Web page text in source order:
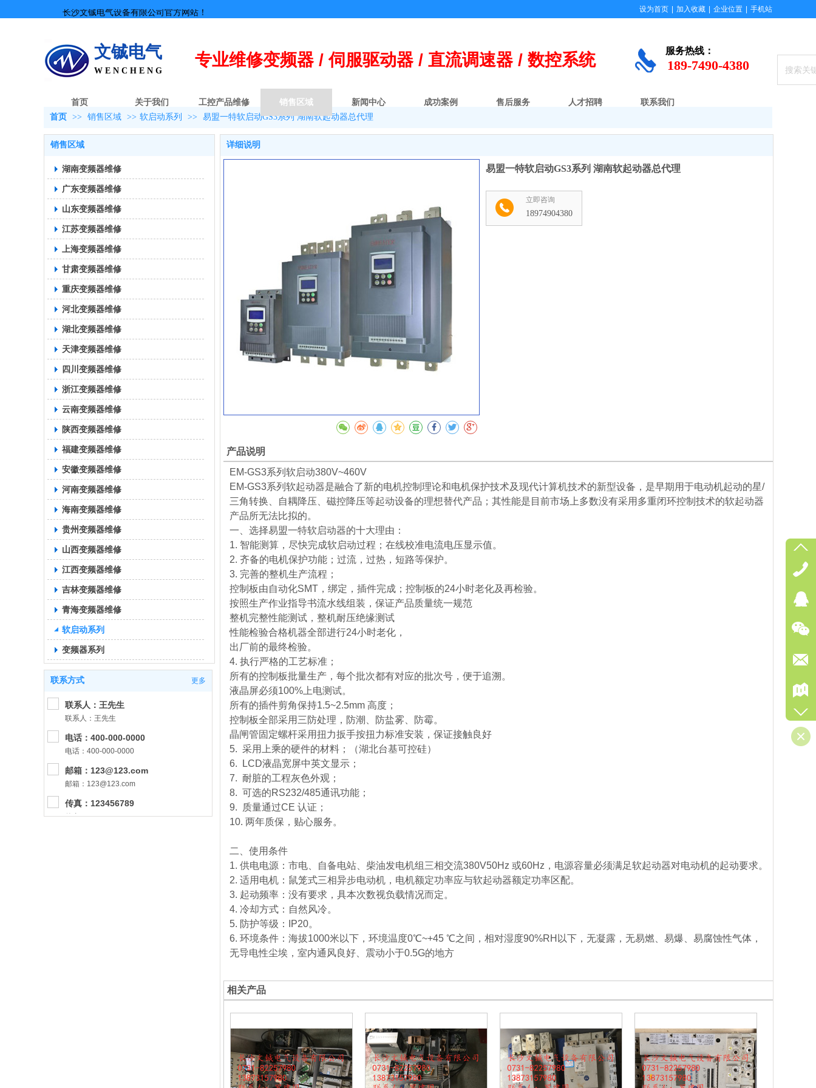
服务热线：
189-7490-4380
专业维修变频器 / 伺服驱动器 / 直流调速器 / 数控系统
长沙文铖电气设备有限公司官方网站！
文铖电气
W E N C H E N G
首页 关于我们 工控产品维修 销售区域 新闻中心 成功案例 售后服务 人才招聘 联系我们
设为首页 加入收藏 企业位置 手机站
首页 >> 销售区域 >> 软启动系列 >> 易盟一特软启动GS3系列 湖南软起动器总代理
销售区域
湖南变频器维修
广东变频器维修
山东变频器维修
江苏变频器维修
上海变频器维修
甘肃变频器维修
重庆变频器维修
河北变频器维修
湖北变频器维修
天津变频器维修
四川变频器维修
浙江变频器维修
云南变频器维修
陕西变频器维修
福建变频器维修
安徽变频器维修
河南变频器维修
海南变频器维修
贵州变频器维修
山西变频器维修
江西变频器维修
吉林变频器维修
青海变频器维修
软启动系列
变频器系列
联系方式 更多
联系人：王先生
联系人：王先生
电话：400-000-0000
电话：400-000-0000
邮箱：123@123.com
邮箱：123@123.com
传真：123456789
传真：123456789
详细说明
易盟一特软启动GS3系列 湖南软起动器总代理
立即咨询
18974904380
产品说明
EM-GS3系列软启动380V~460V
EM-GS3系列软起动器是融合了新的电机控制理论和电机保护技术及现代计算机技术的新型设备，是早期用于电动机起动的星/
三角转换、自耦降压、磁控降压等起动设备的理想替代产品；其性能是目前市场上多数没有采用多重闭环控制技术的软起动器
产品所无法比拟的。
一、选择易盟一特软启动器的十大理由：
1. 智能测算，尽快完成软启动过程；在线校准电流电压显示值。
2. 齐备的电机保护功能；过流，过热，短路等保护。
3. 完善的整机生产流程；
控制板由自动化SMT，绑定，插件完成；控制板的24小时老化及再检验。
按照生产作业指导书流水线组装，保证产品质量统一规范
整机完整性能测试，整机耐压绝缘测试
性能检验合格机器全部进行24小时老化，
出厂前的最终检验。
4. 执行严格的工艺标准；
所有的控制板批量生产，每个批次都有对应的批次号，便于追溯。
液晶屏必须100%上电测试。
所有的插件剪角保持1.5~2.5mm 高度；
控制板全部采用三防处理，防潮、防盐雾、防霉。
晶闸管固定螺杆采用扭力扳手按扭力标准安装，保证接触良好
5. 采用上乘的硬件的材料；（湖北台基可控硅）
6. LCD液晶宽屏中英文显示；
7. 耐脏的工程灰色外观；
8. 可选的RS232/485通讯功能；
9. 质量通过CE 认证；
10. 两年质保，贴心服务。
二、使用条件
1. 供电电源：市电、自备电站、柴油发电机组三相交流380V50Hz 或60Hz，电源容量必须满足软起动器对电动机的起动要求。
2. 适用电机：鼠笼式三相异步电动机，电机额定功率应与软起动器额定功率区配。
3. 起动频率：没有要求，具本次数视负载情况而定。
4. 冷却方式：自然风冷。
5. 防护等级：IP20。
6. 环境条件：海拔1000米以下，环境温度0℃~+45 ℃之间，相对湿度90%RH以下，无凝露，无易燃、易爆、易腐蚀性气体，
无导电性尘埃，室内通风良好、震动小于0.5G的地方
相关产品